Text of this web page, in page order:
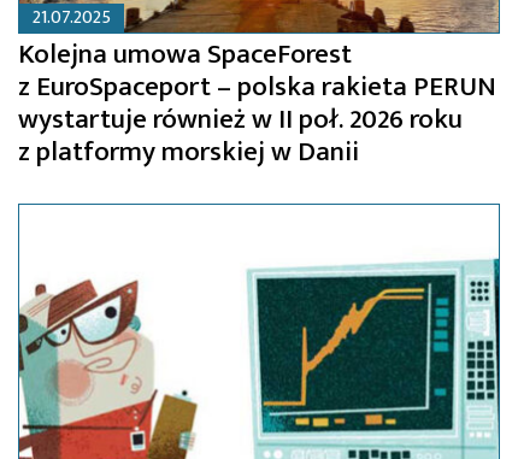
21.07.2025
Kolejna umowa SpaceForest
z EuroSpaceport – polska rakieta PERUN
wystartuje również w II poł. 2026 roku
z platformy morskiej w Danii